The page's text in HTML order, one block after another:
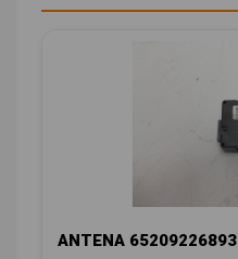
ANTENA 65209226893